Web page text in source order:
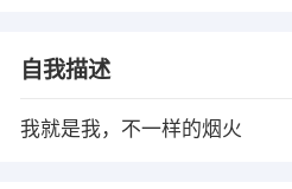
自我描述
我就是我，不一样的烟火